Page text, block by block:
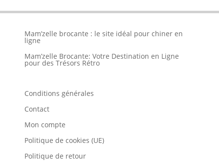
Mam’zelle brocante : le site idéal pour chiner en
ligne
Mam’zelle Brocante: Votre Destination en Ligne
pour des Trésors Rétro
Conditions générales
Contact
Mon compte
Politique de cookies (UE)
Politique de retour